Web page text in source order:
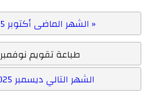
« الشهر الماضى أكتوبر 2025
طباعة تقويم نوفمبر
الشهر التالي ديسمبر 2025 »